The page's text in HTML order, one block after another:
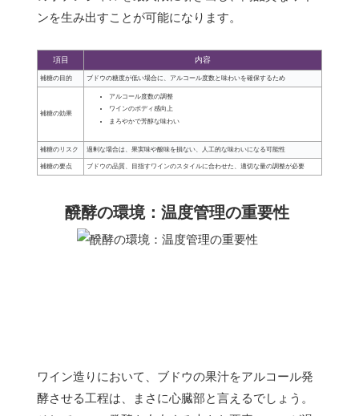
ンを生み出すことが可能になります。
項目 内容
補糖の目的 ブドウの糖度が低い場合に、アルコール度数と味わいを確保するため
補糖の効果
アルコール度数の調整
ワインのボディ感向上
まろやかで芳醇な味わい
補糖のリスク 過剰な場合は、果実味や酸味を損ない、人工的な味わいになる可能性
補糖の要点 ブドウの品質、目指すワインのスタイルに合わせた、適切な量の調整が必要
醗酵の環境：温度管理の重要性
ワイン造りにおいて、ブドウの果汁をアルコール発
酵させる工程は、まさに心臓部と言えるでしょう。